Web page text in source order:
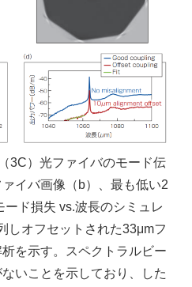
3C）光ファイバのモード伝
イバ画像（b）、最も低い2
ド損失 vs.波長のシミュレ
しオフセットされた33μmフ
を示す。スペクトラルビー
いことを示しており、した